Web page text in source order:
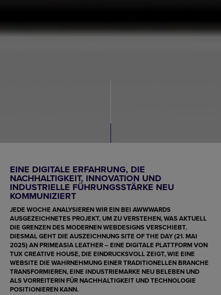
EINE DIGITALE ERFAHRUNG, DIE
NACHHALTIGKEIT, INNOVATION UND
INDUSTRIELLE FÜHRUNGSSTÄRKE NEU
KOMMUNIZIERT
JEDE WOCHE ANALYSIEREN WIR EIN BEI AWWWARDS
AUSGEZEICHNETES PROJEKT, UM ZU VERSTEHEN, WAS AKTUELL
DIE GRENZEN DES MODERNEN WEBDESIGNS VERSCHIEBT.
DIESMAL GEHT DIE AUSZEICHNUNGSITE OF THE DAY (21. MAI
2025)AN PRIMEASIA LEATHER– EINE DIGITALE PLATTFORM VON
TUX CREATIVE HOUSE, DIE EINDRUCKSVOLL ZEIGT, WIE EINE
WEBSITE DIE WAHRNEHMUNG EINER TRADITIONELLEN BRANCHE
TRANSFORMIEREN, EINE INDUSTRIEMARKE NEU BELEBEN UND
ALS VORREITERIN FÜR NACHHALTIGKEIT UND TECHNOLOGIE
POSITIONIEREN KANN.